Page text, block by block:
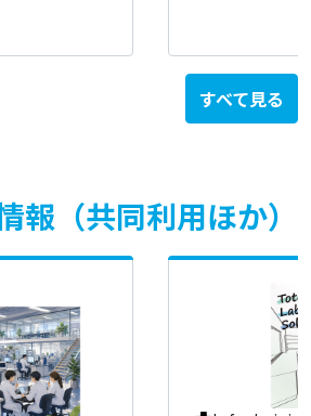
すべて見る
報（共同利用ほか）